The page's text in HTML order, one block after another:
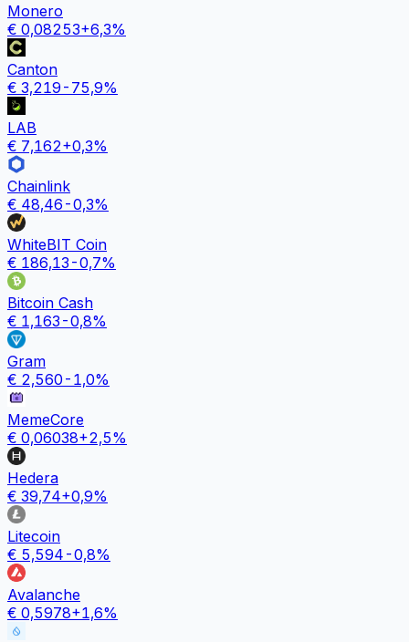
Monero
€ 0,08253+6,3%
Canton
€ 3,219 -75,9%
LAB
€ 7,162+0,3%
Chainlink
€ 48,46 -0,3%
WhiteBIT Coin
€ 186,13 -0,7%
Bitcoin Cash
€ 1,163 -0,8%
Gram
€ 2,560 -1,0%
MemeCore
€ 0,06038+2,5%
Hedera
€ 39,74+0,9%
Litecoin
€ 5,594 -0,8%
Avalanche
€ 0,5978+1,6%